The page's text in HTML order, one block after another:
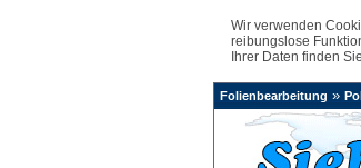
Wir verwenden
reibungslose
Ihrer Daten finden
Folienbearbeitung »